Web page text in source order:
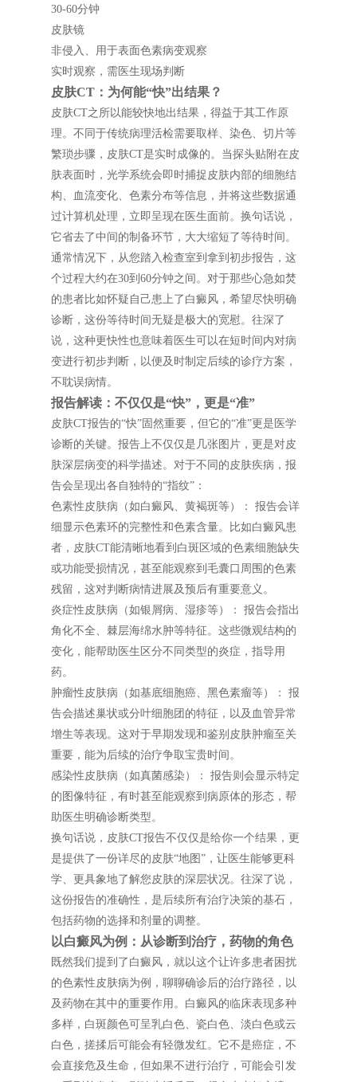
30-60分钟
皮肤镜
非侵入、用于表面色素病变观察
实时观察，需医生现场判断
皮肤CT：为何能“快”出结果？
皮肤CT之所以能较快地出结果，得益于其工作原
理。不同于传统病理活检需要取样、染色、切片等
繁琐步骤，皮肤CT是实时成像的。当探头贴附在皮
肤表面时，光学系统会即时捕捉皮肤内部的细胞结
构、血流变化、色素分布等信息，并将这些数据通
过计算机处理，立即呈现在医生面前。换句话说，
它省去了中间的制备环节，大大缩短了等待时间。
通常情况下，从您踏入检查室到拿到初步报告，这
个过程大约在30到60分钟之间。对于那些心急如焚
的患者比如怀疑自己患上了白癜风，希望尽快明确
诊断，这份等待时间无疑是极大的宽慰。往深了
说，这种更快性也意味着医生可以在短时间内对病
变进行初步判断，以便及时制定后续的诊疗方案，
不耽误病情。
报告解读：不仅仅是“快”，更是“准”
皮肤CT报告的“快”固然重要，但它的“准”更是医学
诊断的关键。报告上不仅仅是几张图片，更是对皮
肤深层病变的科学描述。对于不同的皮肤疾病，报
告会呈现出各自独特的“指纹”：
色素性皮肤病（如白癜风、黄褐斑等）： 报告会详
细显示色素环的完整性和色素含量。比如白癜风患
者，皮肤CT能清晰地看到白斑区域的色素细胞缺失
或功能受损情况，甚至能观察到毛囊口周围的色素
残留，这对判断病情进展及预后有重要意义。
炎症性皮肤病（如银屑病、湿疹等）： 报告会指出
角化不全、棘层海绵水肿等特征。这些微观结构的
变化，能帮助医生区分不同类型的炎症，指导用
药。
肿瘤性皮肤病（如基底细胞癌、黑色素瘤等）： 报
告会描述巢状或分叶细胞团的特征，以及血管异常
增生等表现。这对于早期发现和鉴别皮肤肿瘤至关
重要，能为后续的治疗争取宝贵时间。
感染性皮肤病（如真菌感染）： 报告则会显示特定
的图像特征，有时甚至能观察到病原体的形态，帮
助医生明确诊断类型。
换句话说，皮肤CT报告不仅仅是给你一个结果，更
是提供了一份详尽的皮肤“地图”，让医生能够更科
学、更具象地了解您皮肤的深层状况。往深了说，
这份报告的准确性，是后续所有治疗决策的基石，
包括药物的选择和剂量的调整。
以白癜风为例：从诊断到治疗，药物的角色
既然我们提到了白癜风，就以这个让许多患者困扰
的色素性皮肤病为例，聊聊确诊后的治疗路径，以
及药物在其中的重要作用。白癜风的临床表现多种
多样，白斑颜色可呈乳白色、瓷白色、淡白色或云
白色，搓揉后可能会有轻微发红。它不是癌症，不
会直接危及生命，但如果不进行治疗，可能会引发